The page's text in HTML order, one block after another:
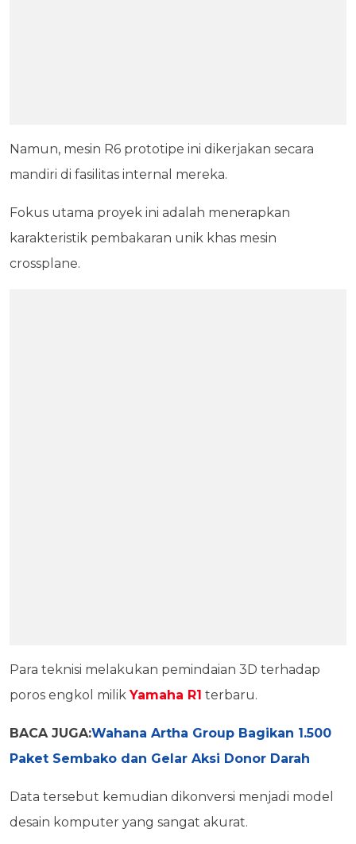
Namun, mesin R6 prototipe ini dikerjakan secara
mandiri di fasilitas internal mereka.
Fokus utama proyek ini adalah menerapkan
karakteristik pembakaran unik khas mesin
crossplane.
Para teknisi melakukan pemindaian 3D terhadap
poros engkol milikYamaha R1 terbaru.
BACA JUGA:Wahana Artha Group Bagikan 1.500
Paket Sembako dan Gelar Aksi Donor Darah
Data tersebut kemudian dikonversi menjadi model
desain komputer yang sangat akurat.